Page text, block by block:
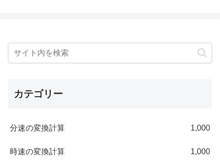
カテゴリー
分速の変換計算 1,000
時速の変換計算 1,000